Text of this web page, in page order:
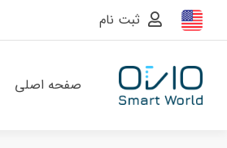
ثبت نام
صفحه اصلی